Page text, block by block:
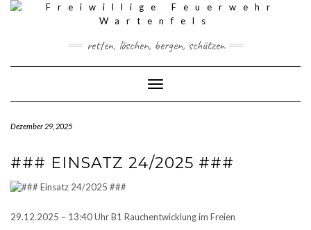
Skip
retten, löschen, bergen, schützen
Toggle Navigation
Dezember 29, 2025
### EINSATZ 24/2025 ###
29.12.2025 – 13:40 Uhr B1 Rauchentwicklung im Freien